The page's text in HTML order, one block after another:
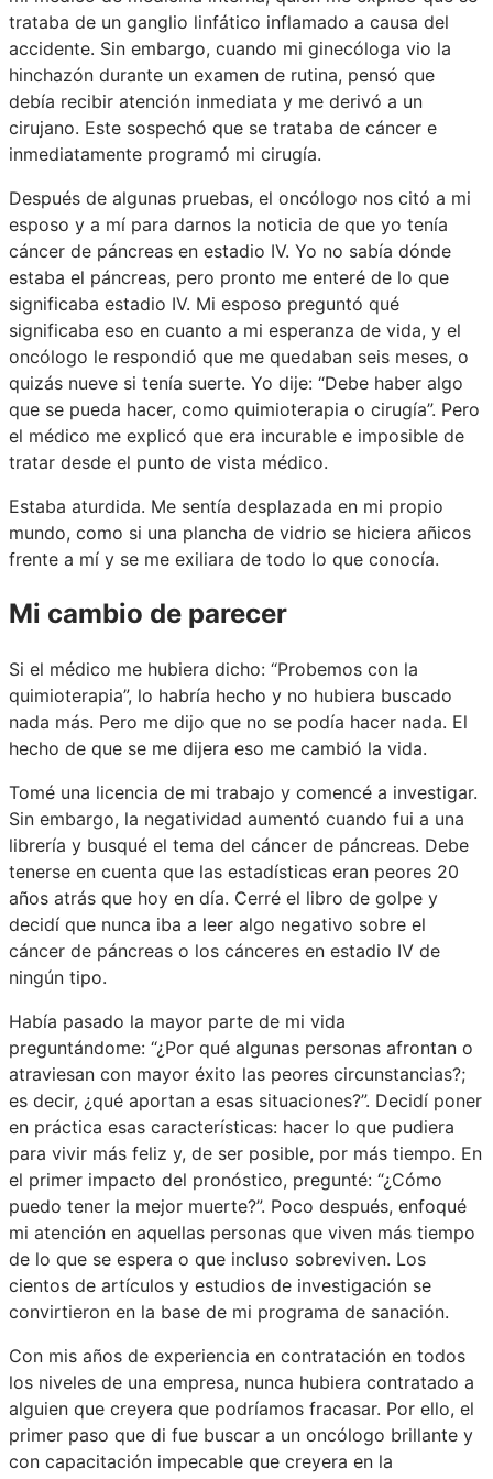
trataba de un ganglio linfático inflamado a causa del
accidente. Sin embargo, cuando mi ginecóloga vio la
hinchazón durante un examen de rutina, pensó que
debía recibir atención inmediata y me derivó a un
cirujano. Este sospechó que se trataba de cáncer e
inmediatamente programó mi cirugía.
Después de algunas pruebas, el oncólogo nos citó a mi
esposo y a mí para darnos la noticia de que yo tenía
cáncer de páncreas en estadio IV. Yo no sabía dónde
estaba el páncreas, pero pronto me enteré de lo que
significaba estadio IV. Mi esposo preguntó qué
significaba eso en cuanto a mi esperanza de vida, y el
oncólogo le respondió que me quedaban seis meses, o
quizás nueve si tenía suerte. Yo dije: “Debe haber algo
que se pueda hacer, como quimioterapia o cirugía”. Pero
el médico me explicó que era incurable e imposible de
tratar desde el punto de vista médico.
Estaba aturdida. Me sentía desplazada en mi propio
mundo, como si una plancha de vidrio se hiciera añicos
frente a mí y se me exiliara de todo lo que conocía.
Mi cambio de parecer
Si el médico me hubiera dicho: “Probemos con la
quimioterapia”, lo habría hecho y no hubiera buscado
nada más. Pero me dijo que no se podía hacer nada. El
hecho de que se me dijera eso me cambió la vida.
Tomé una licencia de mi trabajo y comencé a investigar.
Sin embargo, la negatividad aumentó cuando fui a una
librería y busqué el tema del cáncer de páncreas. Debe
tenerse en cuenta que las estadísticas eran peores 20
años atrás que hoy en día. Cerré el libro de golpe y
decidí que nunca iba a leer algo negativo sobre el
cáncer de páncreas o los cánceres en estadio IV de
ningún tipo.
Había pasado la mayor parte de mi vida
preguntándome: “¿Por qué algunas personas afrontan o
atraviesan con mayor éxito las peores circunstancias?;
es decir, ¿qué aportan a esas situaciones?”. Decidí poner
en práctica esas características: hacer lo que pudiera
para vivir más feliz y, de ser posible, por más tiempo. En
el primer impacto del pronóstico, pregunté: “¿Cómo
puedo tener la mejor muerte?”. Poco después, enfoqué
mi atención en aquellas personas que viven más tiempo
de lo que se espera o que incluso sobreviven. Los
cientos de artículos y estudios de investigación se
convirtieron en la base de mi programa de sanación.
Con mis años de experiencia en contratación en todos
los niveles de una empresa, nunca hubiera contratado a
alguien que creyera que podríamos fracasar. Por ello, el
primer paso que di fue buscar a un oncólogo brillante y
con capacitación impecable que creyera en la